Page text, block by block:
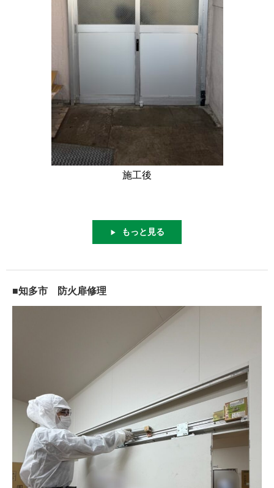
施工後
▶ もっと見る
■知多市 防火扉修理